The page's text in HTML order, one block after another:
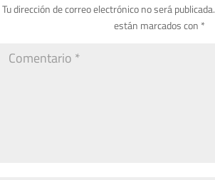
Tu dirección de correo electrónico no será publicada.
están marcados con *